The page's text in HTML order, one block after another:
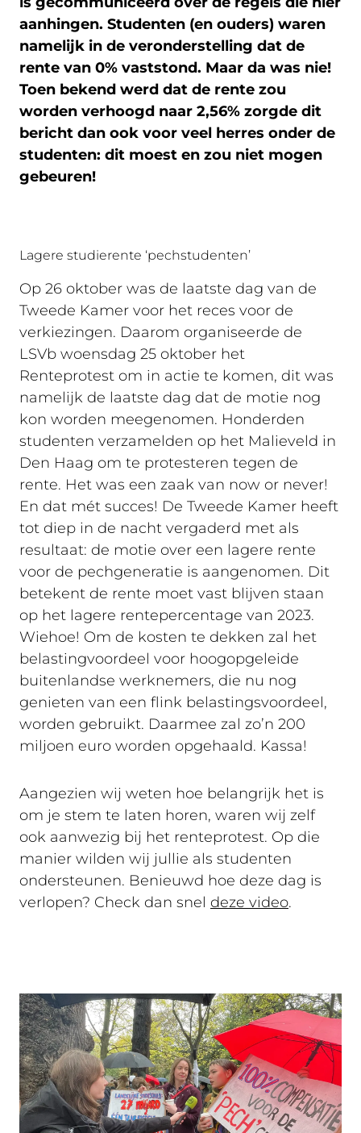
aanhingen. Studenten (en ouders) waren
namelijk in de veronderstelling dat de
rente van 0% vaststond. Maar da was nie!
Toen bekend werd dat de rente zou
worden verhoogd naar 2,56% zorgde dit
bericht dan ook voor veel herres onder de
studenten: dit moest en zou niet mogen
gebeuren!
Lagere studierente ‘pechstudenten’
Op 26 oktober was de laatste dag van de
Tweede Kamer voor het reces voor de
verkiezingen. Daarom organiseerde de
LSVb woensdag 25 oktober het
Renteprotest om in actie te komen, dit was
namelijk de laatste dag dat de motie nog
kon worden meegenomen. Honderden
studenten verzamelden op het Malieveld in
Den Haag om te protesteren tegen de
rente. Het was een zaak van now or never!
En dat mét succes! De Tweede Kamer heeft
tot diep in de nacht vergaderd met als
resultaat: de motie over een lagere rente
voor de pechgeneratie is aangenomen. Dit
betekent de rente moet vast blijven staan
op het lagere rentepercentage van 2023.
Wiehoe! Om de kosten te dekken zal het
belastingvoordeel voor hoogopgeleide
buitenlandse werknemers, die nu nog
genieten van een flink belastingsvoordeel,
worden gebruikt. Daarmee zal zo’n 200
miljoen euro worden opgehaald. Kassa!
Aangezien wij weten hoe belangrijk het is
om je stem te laten horen, waren wij zelf
ook aanwezig bij het renteprotest. Op die
manier wilden wij jullie als studenten
ondersteunen. Benieuwd hoe deze dag is
verlopen? Check dan snel deze video.